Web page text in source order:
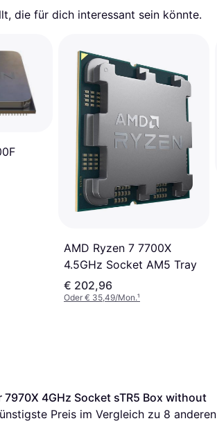
die für dich interessant sein könnte.
AMD Ryzen 7 7700X
4.5GHz Socket AM5 Tray
€ 202,96
Oder € 35,49/Mon.¹
7970X 4GHz Socket sTR5 Box without
Preis im Vergleich zu 8 anderen